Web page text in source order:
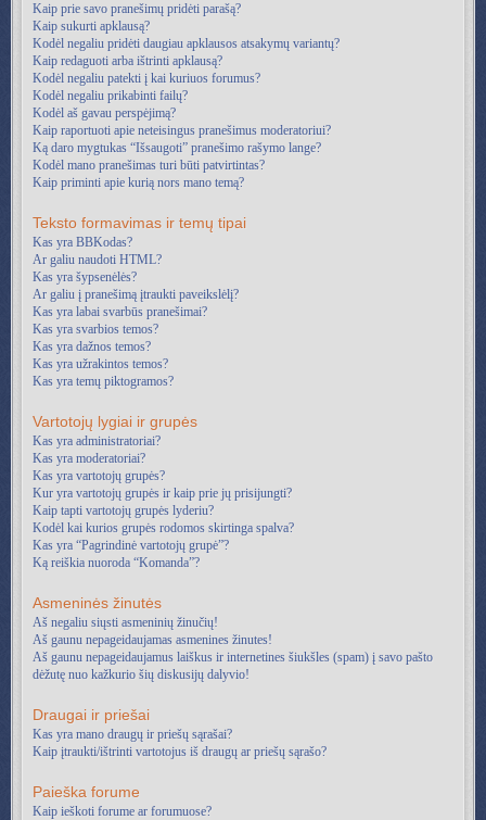
Kaip prie savo pranešimų pridėti parašą?
Kaip sukurti apklausą?
Kodėl negaliu pridėti daugiau apklausos atsakymų variantų?
Kaip redaguoti arba ištrinti apklausą?
Kodėl negaliu patekti į kai kuriuos forumus?
Kodėl negaliu prikabinti failų?
Kodėl aš gavau perspėjimą?
Kaip raportuoti apie neteisingus pranešimus moderatoriui?
Ką daro mygtukas “Išsaugoti” pranešimo rašymo lange?
Kodėl mano pranešimas turi būti patvirtintas?
Kaip priminti apie kurią nors mano temą?
Teksto formavimas ir temų tipai
Kas yra BBKodas?
Ar galiu naudoti HTML?
Kas yra šypsenėlės?
Ar galiu į pranešimą įtraukti paveikslėlį?
Kas yra labai svarbūs pranešimai?
Kas yra svarbios temos?
Kas yra dažnos temos?
Kas yra užrakintos temos?
Kas yra temų piktogramos?
Vartotojų lygiai ir grupės
Kas yra administratoriai?
Kas yra moderatoriai?
Kas yra vartotojų grupės?
Kur yra vartotojų grupės ir kaip prie jų prisijungti?
Kaip tapti vartotojų grupės lyderiu?
Kodėl kai kurios grupės rodomos skirtinga spalva?
Kas yra “Pagrindinė vartotojų grupė”?
Ką reiškia nuoroda “Komanda”?
Asmeninės žinutės
Aš negaliu siųsti asmeninių žinučių!
Aš gaunu nepageidaujamas asmenines žinutes!
Aš gaunu nepageidaujamus laiškus ir internetines šiukšles (spam) į savo pašto
dėžutę nuo kažkurio šių diskusijų dalyvio!
Draugai ir priešai
Kas yra mano draugų ir priešų sąrašai?
Kaip įtraukti/ištrinti vartotojus iš draugų ar priešų sąrašo?
Paieška forume
Kaip ieškoti forume ar forumuose?